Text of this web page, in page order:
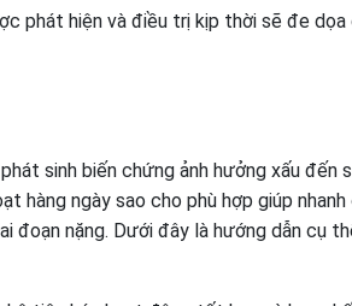
phát hiện và điều trị kịp thời sẽ đe dọa
sinh biến chứng ảnh hưởng xấu đến
hàng ngày sao cho phù hợp giúp
đoạn nặng. Dưới đây là hướng dẫn cụ